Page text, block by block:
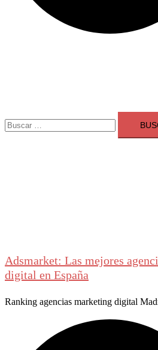
Buscar:
Adsmarket: Las mejores
digital en España
Ranking agencias marketing digital